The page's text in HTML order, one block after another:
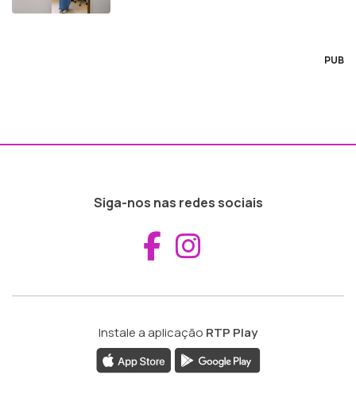
PUB
Siga-nos nas redes sociais
Aceder ao
Instale a aplicação RTP Play